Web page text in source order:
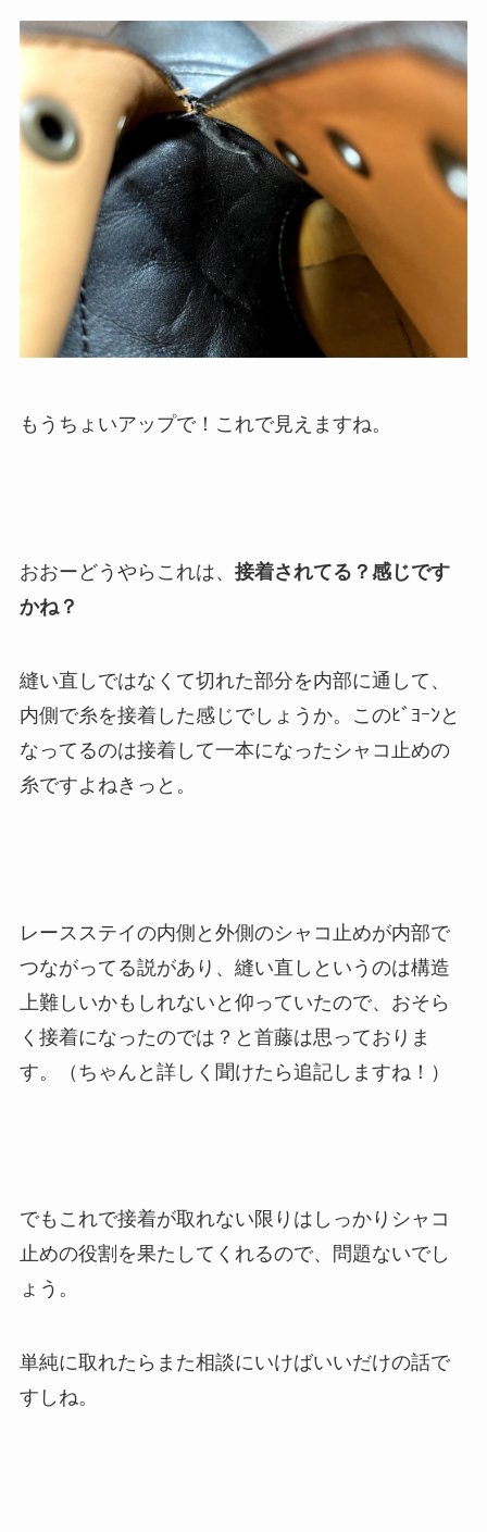
もうちょいアップで！これで見えますね。
おおーどうやらこれは、 接着されてる？感じです
かね？
縫い直しではなくて切れた部分を内部に通して、
内側で糸を接着した感じでしょうか。このﾋﾞﾖｰﾝと
なってるのは接着して一本になったシャコ止めの
糸ですよねきっと。
レースステイの内側と外側のシャコ止めが内部で
つながってる説があり、縫い直しというのは構造
上難しいかもしれないと仰っていたので、おそら
く接着になったのでは？と首藤は思っておりま
す。（ちゃんと詳しく聞けたら追記しますね！）
でもこれで接着が取れない限りはしっかりシャコ
止めの役割を果たしてくれるので、問題ないでし
ょう。
単純に取れたらまた相談にいけばいいだけの話で
すしね。